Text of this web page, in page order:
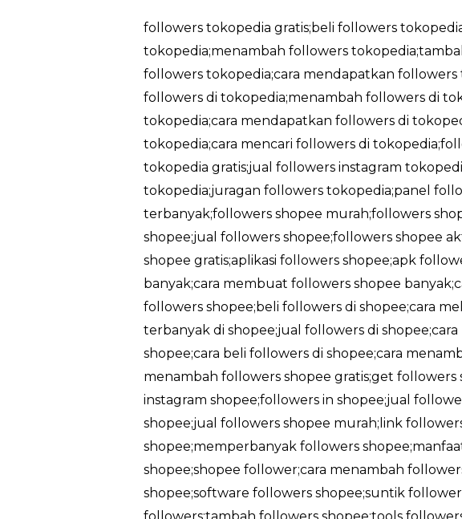
followers tokopedia gratis;beli followers
tokopedia;menambah followers
followers tokopedia;cara mendapatkan
followers di tokopedia;menambah followers di
tokopedia;cara mendapatkan followers di
tokopedia;cara mencari followers di
tokopedia gratis;jual followers instagram
tokopedia;juragan followers tokopedia;panel
terbanyak;followers shopee murah;followers
shopee;jual followers shopee;followers shopee
shopee gratis;aplikasi followers shopee;apk
banyak;cara membuat followers shopee
followers shopee;beli followers di shopee;cara
terbanyak di shopee;jual followers di
shopee;cara beli followers di shopee;cara
menambah followers shopee gratis;get
instagram shopee;followers in shopee;jual
shopee;jual followers shopee murah;link
shopee;memperbanyak followers
shopee;shopee follower;cara menambah
shopee;software followers shopee;suntik
followers;tambah followers shopee;tools